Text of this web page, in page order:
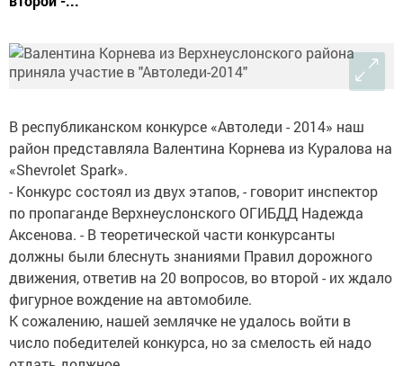
В республиканском конкурсе «Автоледи - 2014» наш
район представляла Валентина Корнева из Куралова на
«Shevrolet Spark».
- Конкурс состоял из двух этапов, - говорит инспектор
по пропаганде Верхнеуслонского ОГИБДД Надежда
Аксенова. - В теоретической части конкурсанты
должны были блеснуть знаниями Правил дорожного
движения, ответив на 20 вопросов, во второй - их ждало
фигурное вождение на автомобиле.
К сожалению, нашей землячке не удалось войти в
число победителей конкурса, но за смелость ей надо